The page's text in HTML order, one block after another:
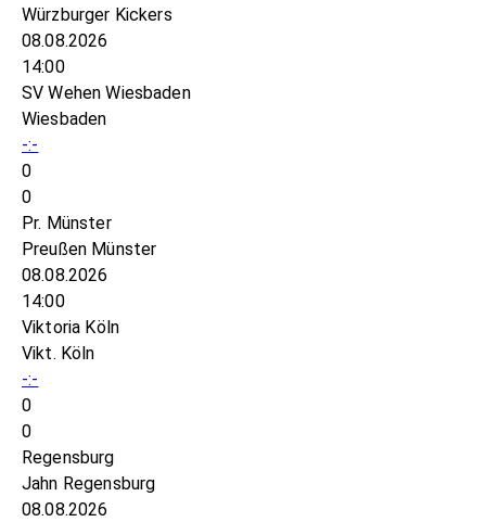
Würzburger Kickers
08.08.2026
14:00
SV Wehen Wiesbaden
Wiesbaden
-:-
0
0
Pr. Münster
Preußen Münster
08.08.2026
14:00
Viktoria Köln
Vikt. Köln
-:-
0
0
Regensburg
Jahn Regensburg
08.08.2026